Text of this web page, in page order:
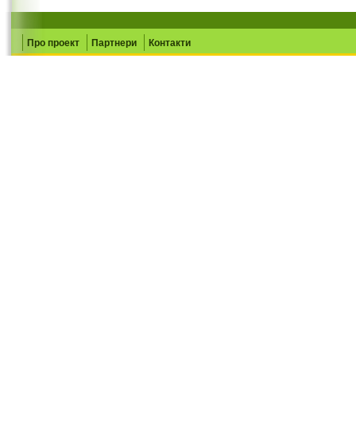
Про проект Партнери Контакти